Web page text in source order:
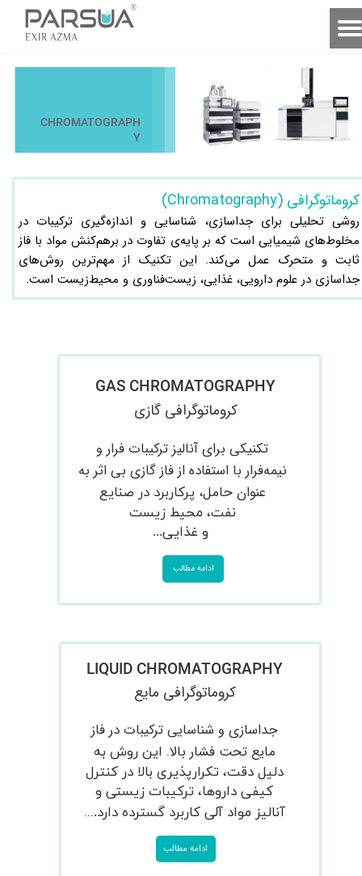
CHROMATOGRAPH
Y
کروماتوگرافی (Chromatography)
روشی تحلیلی برای جداسازی، شناسایی و اندازه‌گیری ترکیبات در
مخلوط‌های شیمیایی است که بر پایه‌ی تفاوت در برهم‌کنش مواد با فاز
ثابت و متحرک عمل می‌کند. این تکنیک از مهم‌ترین روش‌های
جداسازی در علوم دارویی، غذایی، زیست‌فناوری و محیط‌زیست است.
​GAS CHROMATOGRAPHY
​​​​​​​کروماتو​​​​​​​گرافی گازی
تکنیکی برای آنالیز ترکیبات فرار و
نیمه‌فرار با استفاده از فاز گازی بی اثر به‌
عنوان حامل،پرکاربرد در صنایع
نفت، محیط زیست
​​​​​ و غذایی...
ادامه مطالب
جداسازی و شناسایی ترکیبات در فاز
مایع تحت فشار بالا. این روش به
دلیل دقت، تکرارپذیری بالا در کنترل
کیفی داروها، ترکیبات زیستی و
آنالیز مواد آلی کاربرد گسترده دارد....​​​​​​​
​​LIQUID CHROMATOGRAPHY
کروماتوگرافی مایع
ادامه مطالب